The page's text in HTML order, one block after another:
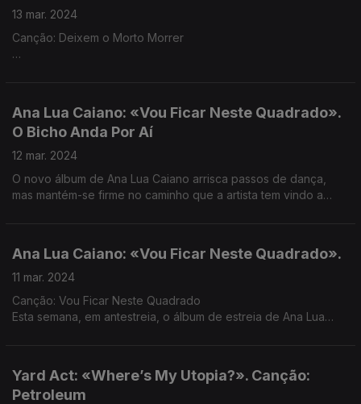
13 mar. 2024
Canção: Deixem o Morto Morrer
Ana Lua Caiano: «Vou Ficar Neste Quadrado».
O Bicho Anda Por Aí
12 mar. 2024
O novo álbum de Ana Lua Caiano arrisca passos de dança,
mas mantém-se firme no caminho que a artista tem vindo a
Ana Lua Caiano: «Vou Ficar Neste Quadrado».
11 mar. 2024
Canção: Vou Ficar Neste Quadrado
Esta semana, em antestreia, o álbum de estreia de Ana Lua
Yard Act: «Where’s My Utopia?». Canção:
Petroleum